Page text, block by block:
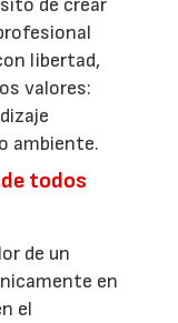
libertad,
valores:
ambiente.
todos
de un
en
el